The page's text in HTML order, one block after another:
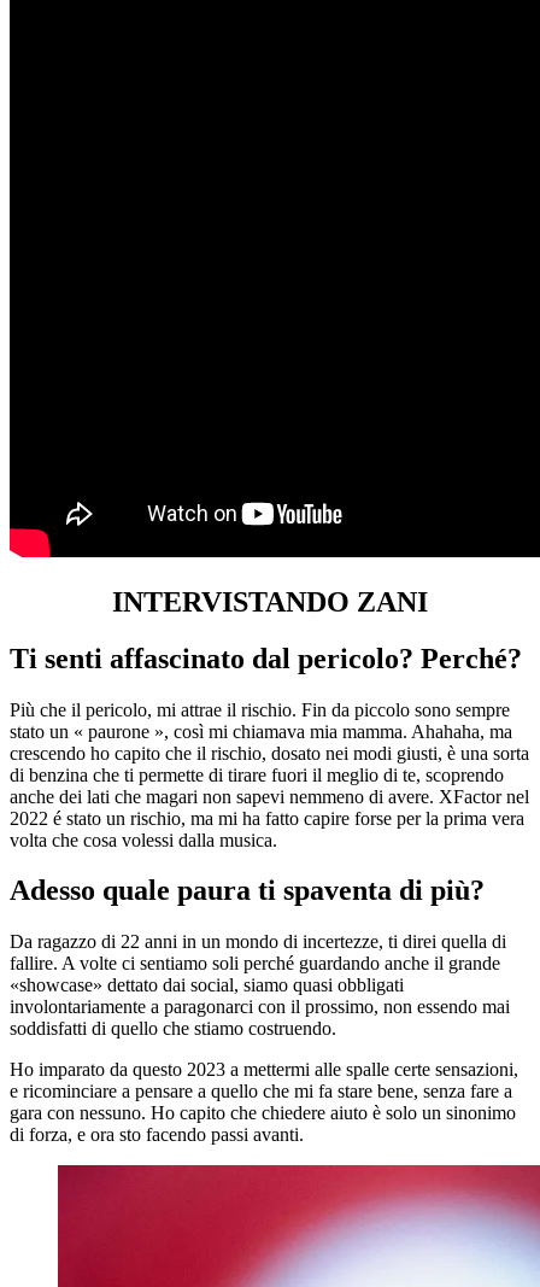
INTERVISTANDO ZANI
Ti senti affascinato dal pericolo? Perché?
Più che il pericolo, mi attrae il rischio. Fin da piccolo sono sempre
stato un « paurone », così mi chiamava mia mamma. Ahahaha, ma
crescendo ho capito che il rischio, dosato nei modi giusti, è una sorta
di benzina che ti permette di tirare fuori il meglio di te, scoprendo
anche dei lati che magari non sapevi nemmeno di avere. XFactor nel
2022 é stato un rischio, ma mi ha fatto capire forse per la prima vera
volta che cosa volessi dalla musica.
Adesso quale paura ti spaventa di più?
Da ragazzo di 22 anni in un mondo di incertezze, ti direi quella di
fallire. A volte ci sentiamo soli perché guardando anche il grande
«showcase» dettato dai social, siamo quasi obbligati
involontariamente a paragonarci con il prossimo, non essendo mai
soddisfatti di quello che stiamo costruendo.
Ho imparato da questo 2023 a mettermi alle spalle certe sensazioni,
e ricominciare a pensare a quello che mi fa stare bene, senza fare a
gara con nessuno. Ho capito che chiedere aiuto è solo un sinonimo
di forza, e ora sto facendo passi avanti.